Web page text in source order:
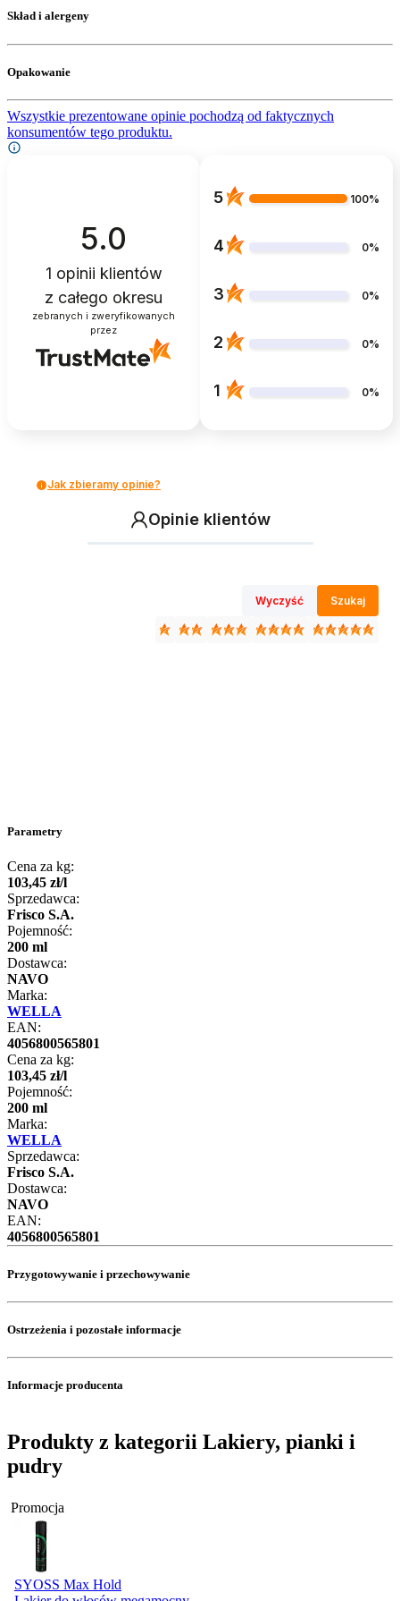
Skład i alergeny
Opakowanie
Wszystkie prezentowane opinie pochodzą od faktycznych
konsumentów tego produktu.
5.0
1 opinii klientów
z całego okresu
zebranych i zweryfikowanych
przez
5 100%
4 0%
3 0%
2 0%
1 0%
Jak zbieramy opinie?
Opinie klientów
Wyczyść Szukaj
Parametry
Cena za kg:
103,45 zł/l
Sprzedawca:
Frisco S.A.
Pojemność:
200 ml
Dostawca:
NAVO
Marka:
WELLA
EAN:
4056800565801
Cena za kg:
103,45 zł/l
Pojemność:
200 ml
Marka:
WELLA
Sprzedawca:
Frisco S.A.
Dostawca:
NAVO
EAN:
4056800565801
Przygotowywanie i przechowywanie
Ostrzeżenia i pozostałe informacje
Informacje producenta
Produkty z kategorii Lakiery, pianki i
pudry
Promocja
SYOSS Max Hold